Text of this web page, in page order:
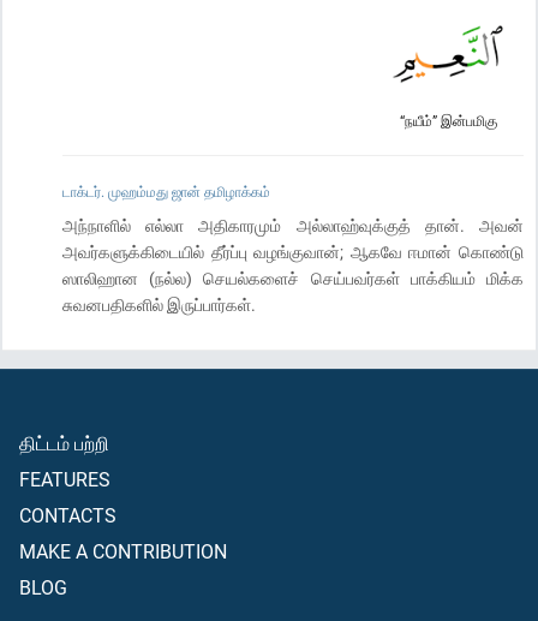
“நயீம்” இன்பமிகு
டாக்டர். முஹம்மது ஜான் தமிழாக்கம்
அந்நாளில் எல்லா அதிகாரமும் அல்லாஹ்வுக்குத் தான். அவன்
அவர்களுக்கிடையில் தீர்ப்பு வழங்குவான்; ஆகவே ஈமான் கொண்டு
ஸாலிஹான (நல்ல) செயல்களைச் செய்பவர்கள் பாக்கியம் மிக்க
சுவனபதிகளில் இருப்பார்கள்.
திட்டம் பற்றி
FEATURES
CONTACTS
MAKE A CONTRIBUTION
BLOG